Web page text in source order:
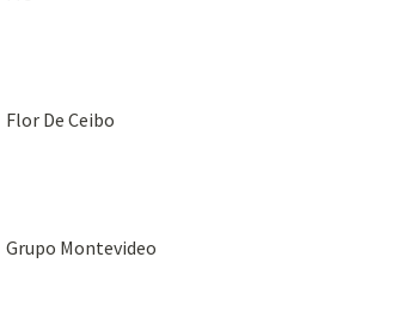
Flor De Ceibo
Grupo Montevideo